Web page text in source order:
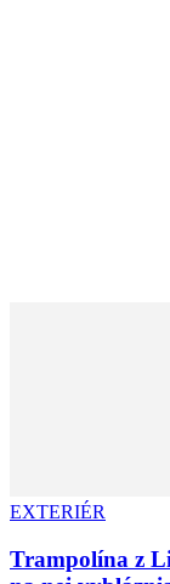
EXTERIÉR
Trampolína z